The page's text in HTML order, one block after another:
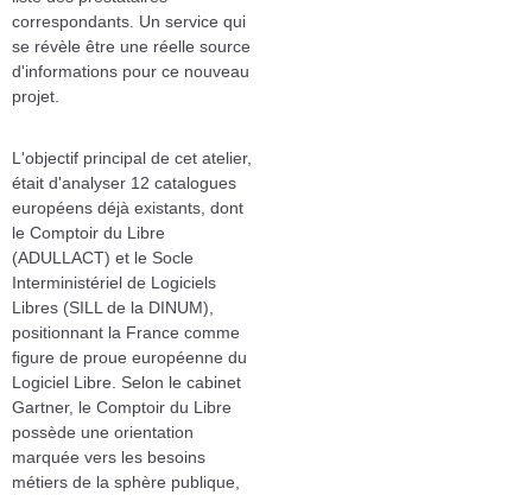
correspondants. Un service qui
se révèle être une réelle source
d'informations pour ce nouveau
projet.
L'objectif principal de cet atelier,
était d'analyser 12 catalogues
européens déjà existants, dont
le Comptoir du Libre
(ADULLACT) et le Socle
Interministériel de Logiciels
Libres (SILL de la DINUM),
positionnant la France comme
figure de proue européenne du
Logiciel Libre. Selon le cabinet
Gartner, le Comptoir du Libre
possède une orientation
marquée vers les besoins
métiers de la sphère publique,